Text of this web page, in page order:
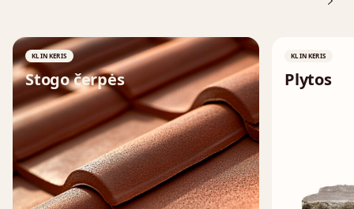
KLINKERIS
Stogo čerpės
↗
KLINKERIS
Plytos